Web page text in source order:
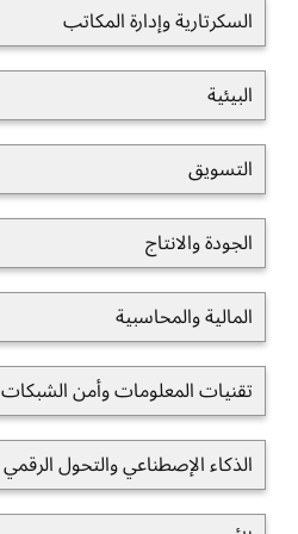
السكرتارية وإدارة المكاتب
البيئية
التسويق
الجودة والانتاج
المالية والمحاسبية
تقنيات المعلومات وأمن الشبكات
الذكاء الإصطناعي والتحول الرقمي